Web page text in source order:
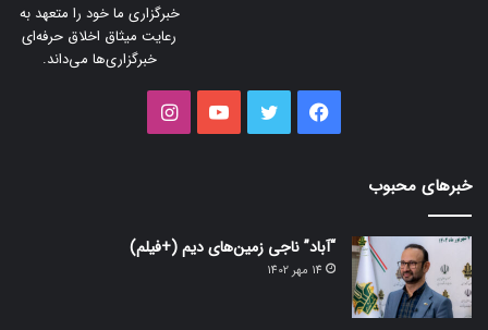
خبرگزاری ما خود را متعهد به
رعایت میثاق اخلاق حرفه‌ای
خبرگزاری‌ها می‌داند.
فیس
توییتر یوتیوب
خبرهای محبوب
“آباد” ناجی زمین‌های دیم (+فیلم)
14 مهر 1402